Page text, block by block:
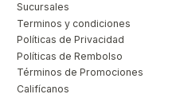
Sucursales
Terminos y condiciones
Políticas de Privacidad
Políticas de Rembolso
Términos de Promociones
Califícanos